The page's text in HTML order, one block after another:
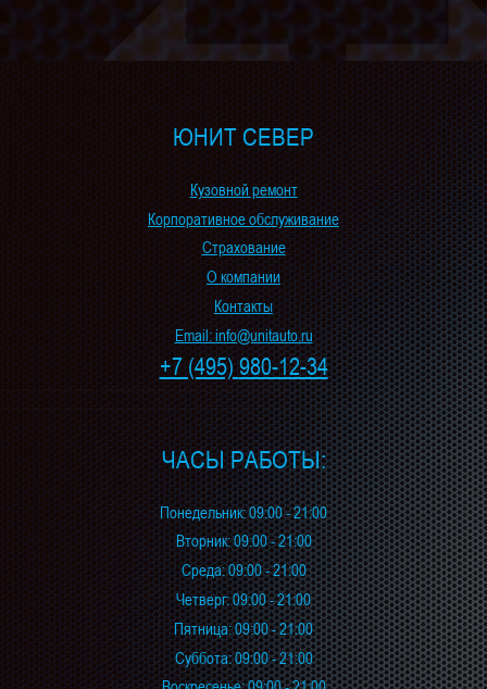
ЮНИТ СЕВЕР
Кузовной ремонт
Корпоративное обслуживание
Страхование
О компании
Контакты
Email: info@unitauto.ru
+7 (495)980-12-34
ЧАСЫ РАБОТЫ:
Понедельник: 09:00 - 21:00
Вторник: 09:00 - 21:00
Среда: 09:00 - 21:00
Четверг: 09:00 - 21:00
Пятница: 09:00 - 21:00
Суббота: 09:00 - 21:00